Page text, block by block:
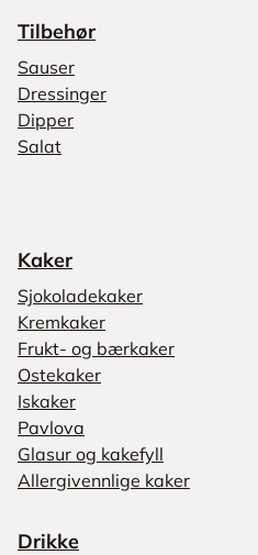
Tilbehør
Sauser
Dressinger
Dipper
Salat
Kaker
Sjokoladekaker
Kremkaker
Frukt- og bærkaker
Ostekaker
Iskaker
Pavlova
Glasur og kakefyll
Allergivennlige kaker
Drikke